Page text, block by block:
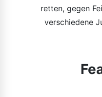
retten, gegen
verschiedene